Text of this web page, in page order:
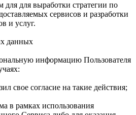
для для выработки стратегии по
сервисов и разработки
и услуг.
данных
информацию Пользователя
свое согласие на такие действия;
в рамках использования